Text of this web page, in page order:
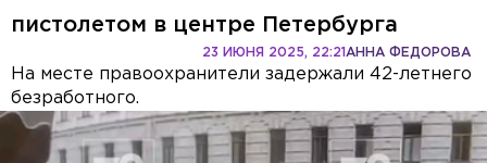
пистолетом в центре Петербурга
АННА ФЕДОРОВА
23 ИЮНЯ 2025, 22:21
На месте правоохранители задержали 42-летнего
безработного.